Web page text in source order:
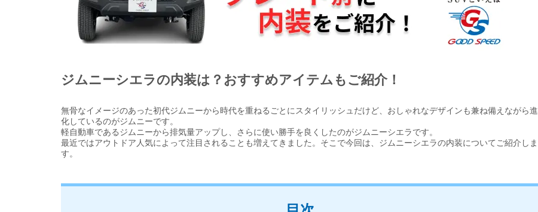
ジムニーシエラの内装は？おすすめアイテムもご紹介！
無骨なイメージのあった初代ジムニーから時代を重ねるごとにスタイリッシュだけど、おしゃれなデザインも兼ね備えながら進
化しているのがジムニーです。
軽自動車であるジムニーから排気量アップし、さらに使い勝手を良くしたのがジムニーシエラです。
最近ではアウトドア人気によって注目されることも増えてきました。そこで今回は、ジムニーシエラの内装についてご紹介しま
す。